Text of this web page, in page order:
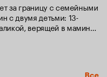
за границу с семейными
с двумя детьми: 13-
верящей в мамино
Берик берется
детей. Однажды,